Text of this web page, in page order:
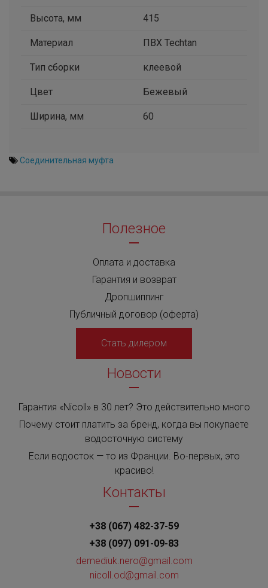
Высота, мм 415
Материал ПВХ Techtan
Тип сборки клеевой
Цвет Бежевый
Ширина, мм 60
Соединительная муфта
Полезное
Оплата и доставка
Гарантия и возврат
Дропшиппинг
Публичный договор (оферта)
Стать дилером
Новости
Гарантия «Nicoll» в 30 лет? Это действительно много
Почему стоит платить за бренд, когда вы покупаете
водосточную систему
Если водосток — то из Франции. Во-первых, это
красиво!
Контакты
+38 (067) 482-37-59
+38 (097) 091-09-83
demediuk.nero@gmail.com
nicoll.od@gmail.com